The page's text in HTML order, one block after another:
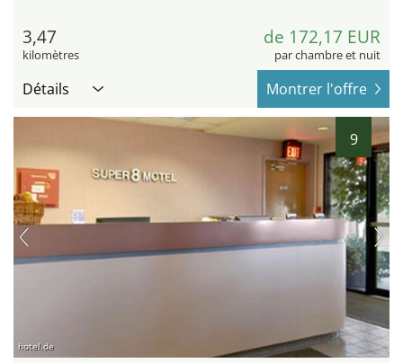
3,47
kilomètres
de 172,17 EUR
par chambre et nuit
Détails Montrer l'offre
9
hotel.de